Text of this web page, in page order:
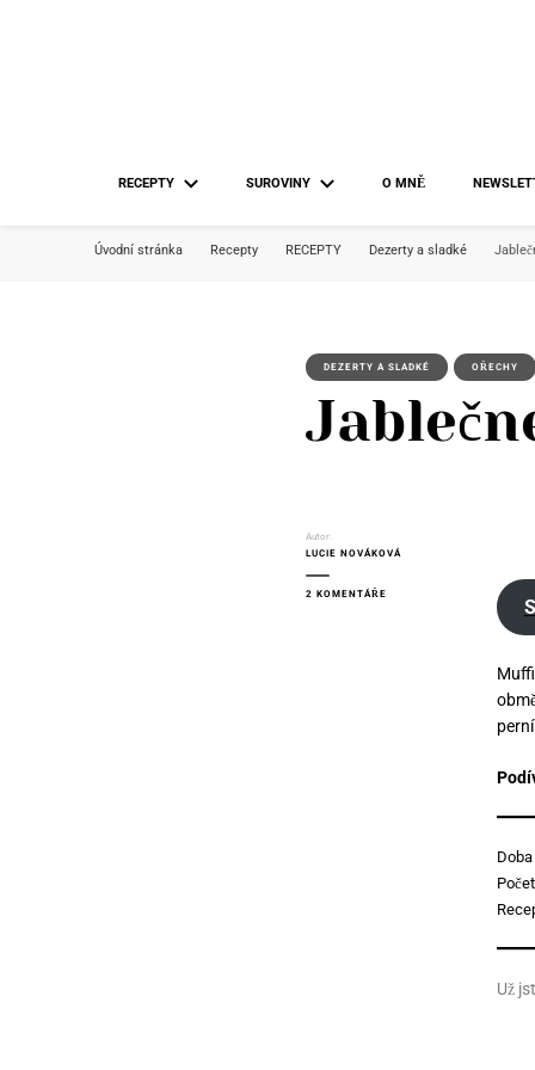
RECEPTY SUROVINY O MNĚ
Úvodní stránka Recepty RECEPTY Dezerty a sladké
DEZERTY A SLADKÉ OŘECHY
Autor:
LUCIE NOVÁKOVÁ
2 KOMENTÁŘE
Už